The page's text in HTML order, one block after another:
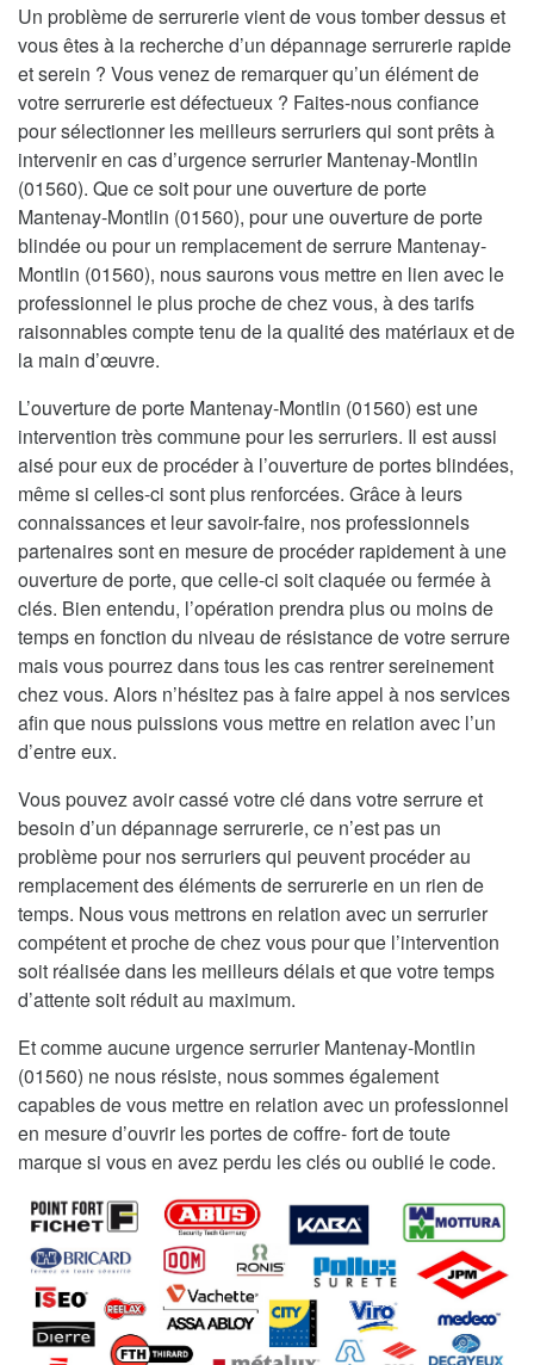
Un problème de serrurerie vient de vous tomber dessus et
vous êtes à la recherche d’un dépannage serrurerie rapide
et serein ? Vous venez de remarquer qu’un élément de
votre serrurerie est défectueux ? Faites-nous confiance
pour sélectionner les meilleurs serruriers qui sont prêts à
intervenir en cas d’urgence serrurier Mantenay-Montlin
(01560). Que ce soit pour une ouverture de porte
Mantenay-Montlin (01560), pour une ouverture de porte
blindée ou pour un remplacement de serrure Mantenay-
Montlin (01560), nous saurons vous mettre en lien avec le
professionnel le plus proche de chez vous, à des tarifs
raisonnables compte tenu de la qualité des matériaux et de
la main d’œuvre.
L’ouverture de porte Mantenay-Montlin (01560) est une
intervention très commune pour les serruriers. Il est aussi
aisé pour eux de procéder à l’ouverture de portes blindées,
même si celles-ci sont plus renforcées. Grâce à leurs
connaissances et leur savoir-faire, nos professionnels
partenaires sont en mesure de procéder rapidement à une
ouverture de porte, que celle-ci soit claquée ou fermée à
clés. Bien entendu, l’opération prendra plus ou moins de
temps en fonction du niveau de résistance de votre serrure
mais vous pourrez dans tous les cas rentrer sereinement
chez vous. Alors n’hésitez pas à faire appel à nos services
afin que nous puissions vous mettre en relation avec l’un
d’entre eux.
Vous pouvez avoir cassé votre clé dans votre serrure et
besoin d’un dépannage serrurerie, ce n’est pas un
problème pour nos serruriers qui peuvent procéder au
remplacement des éléments de serrurerie en un rien de
temps. Nous vous mettrons en relation avec un serrurier
compétent et proche de chez vous pour que l’intervention
soit réalisée dans les meilleurs délais et que votre temps
d’attente soit réduit au maximum.
Et comme aucune urgence serrurier Mantenay-Montlin
(01560) ne nous résiste, nous sommes également
capables de vous mettre en relation avec un professionnel
en mesure d’ouvrir les portes de coffre- fort de toute
marque si vous en avez perdu les clés ou oublié le code.